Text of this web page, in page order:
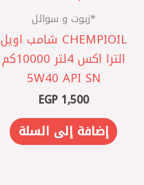
*زيوت و سوائل
CHEMPIOIL شامب اويل
الترا اكس 4لتر 10000كم
5W40 API SN
EGP1,500
إضافة إلى السلة